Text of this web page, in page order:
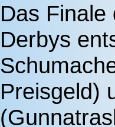
Das
Derbys
Preisgeld)